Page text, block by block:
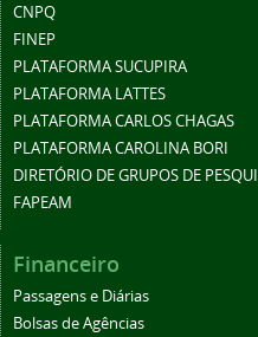
CNPQ
FINEP
PLATAFORMA SUCUPIRA
PLATAFORMA LATTES
PLATAFORMA CARLOS CHAGAS
PLATAFORMA CAROLINA BORI
DIRETÓRIO DE GRUPOS DE
FAPEAM
Financeiro
Passagens e Diárias
Bolsas de Agências